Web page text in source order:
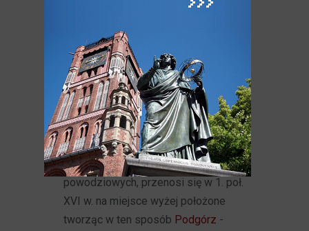
Od końca XV wieku, już w zmienionej
sytuacji geopolitycznej (włączenie
Torunia i Prus Królewskich
do Królestwa Polskiego), pod
zamkiem dybowskim osada zaczęła
rozwijać się ponownie, która
z czasem, z powodu protestów
Torunia oraz częstych zalewów
powodziowych, przenosi się w 1. poł.
XVI w. na miejsce wyżej położone
tworząc w ten sposób Podgórz -